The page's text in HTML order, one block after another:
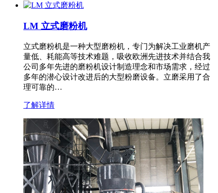
LM 立式磨粉机
立式磨粉机是一种大型磨粉机，专门为解决工业磨机产
量低、耗能高等技术难题，吸收欧洲先进技术并结合我
公司多年先进的磨粉机设计制造理念和市场需求，经过
多年的潜心设计改进后的大型粉磨设备。立磨采用了合
理可靠的…
了解详情